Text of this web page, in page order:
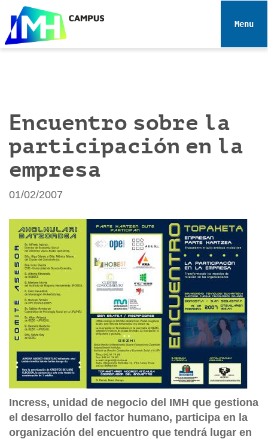
e
Toggle
Encuentro sobre la
participación en la
empresa
01/02/2007
Incress, unidad de negocio del IMH que gestiona
el desarrollo del factor humano, participa en la
organización del encuentro que tendrá lugar en